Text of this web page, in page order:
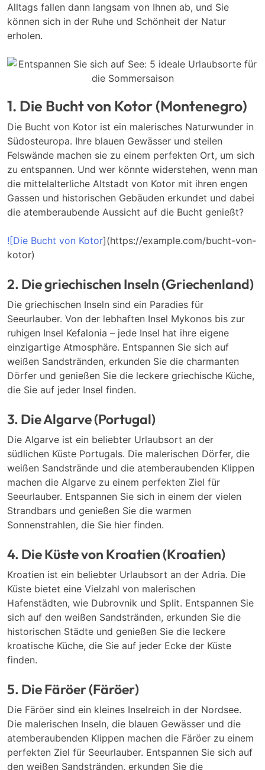
Alltags fallen dann langsam von Ihnen ab, und Sie
können sich in der Ruhe und Schönheit der Natur
erholen.
1. Die Bucht von Kotor (Montenegro)
Die Bucht von Kotor ist ein malerisches Naturwunder in
Südosteuropa. Ihre blauen Gewässer und steilen
Felswände machen sie zu einem perfekten Ort, um sich
zu entspannen. Und wer könnte widerstehen, wenn man
die mittelalterliche Altstadt von Kotor mit ihren engen
Gassen und historischen Gebäuden erkundet und dabei
die atemberaubende Aussicht auf die Bucht genießt?
![Die Bucht von Kotor](https://example.com/bucht-von-
kotor)
2. Die griechischen Inseln (Griechenland)
Die griechischen Inseln sind ein Paradies für
Seeurlauber. Von der lebhaften Insel Mykonos bis zur
ruhigen Insel Kefalonia – jede Insel hat ihre eigene
einzigartige Atmosphäre. Entspannen Sie sich auf
weißen Sandstränden, erkunden Sie die charmanten
Dörfer und genießen Sie die leckere griechische Küche,
die Sie auf jeder Insel finden.
3. Die Algarve (Portugal)
Die Algarve ist ein beliebter Urlaubsort an der
südlichen Küste Portugals. Die malerischen Dörfer, die
weißen Sandstrände und die atemberaubenden Klippen
machen die Algarve zu einem perfekten Ziel für
Seeurlauber. Entspannen Sie sich in einem der vielen
Strandbars und genießen Sie die warmen
Sonnenstrahlen, die Sie hier finden.
4. Die Küste von Kroatien (Kroatien)
Kroatien ist ein beliebter Urlaubsort an der Adria. Die
Küste bietet eine Vielzahl von malerischen
Hafenstädten, wie Dubrovnik und Split. Entspannen Sie
sich auf den weißen Sandstränden, erkunden Sie die
historischen Städte und genießen Sie die leckere
kroatische Küche, die Sie auf jeder Ecke der Küste
finden.
5. Die Färöer (Färöer)
Die Färöer sind ein kleines Inselreich in der Nordsee.
Die malerischen Inseln, die blauen Gewässer und die
atemberaubenden Klippen machen die Färöer zu einem
perfekten Ziel für Seeurlauber. Entspannen Sie sich auf
den weißen Sandstränden, erkunden Sie die